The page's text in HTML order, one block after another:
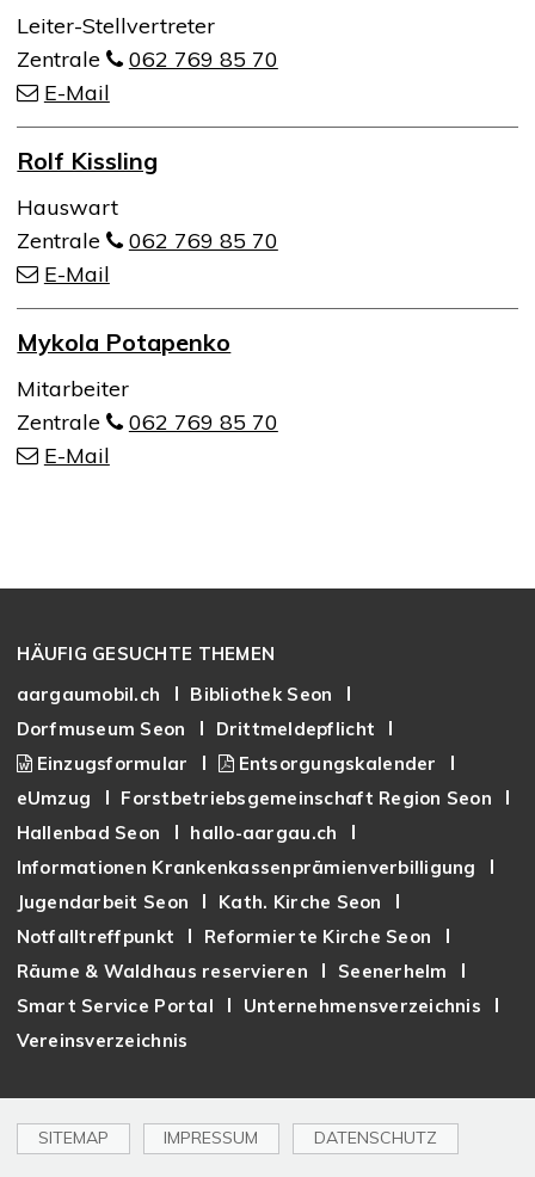
Funktion
Leiter-Stellvertreter
Zentrale
062 769 85 70
E-Mail
Rolf Kissling
Funktion
Hauswart
Zentrale
062 769 85 70
E-Mail
Mykola Potapenko
Funktion
Mitarbeiter
Zentrale
062 769 85 70
E-Mail
HÄUFIG GESUCHTE THEMEN
aargaumobil.ch
Bibliothek Seon
Dorfmuseum Seon
Drittmeldepflicht
Einzugsformular
Entsorgungskalender
eUmzug
Forstbetriebsgemeinschaft Region Seon
Hallenbad Seon
hallo-aargau.ch
Informationen Krankenkassenprämienverbilligung
Jugendarbeit Seon
Kath. Kirche Seon
Notfalltreffpunkt
Reformierte Kirche Seon
Räume & Waldhaus reservieren
Seenerhelm
Smart Service Portal
Unternehmensverzeichnis
Vereinsverzeichnis
SITEMAP IMPRESSUM DATENSCHUTZ